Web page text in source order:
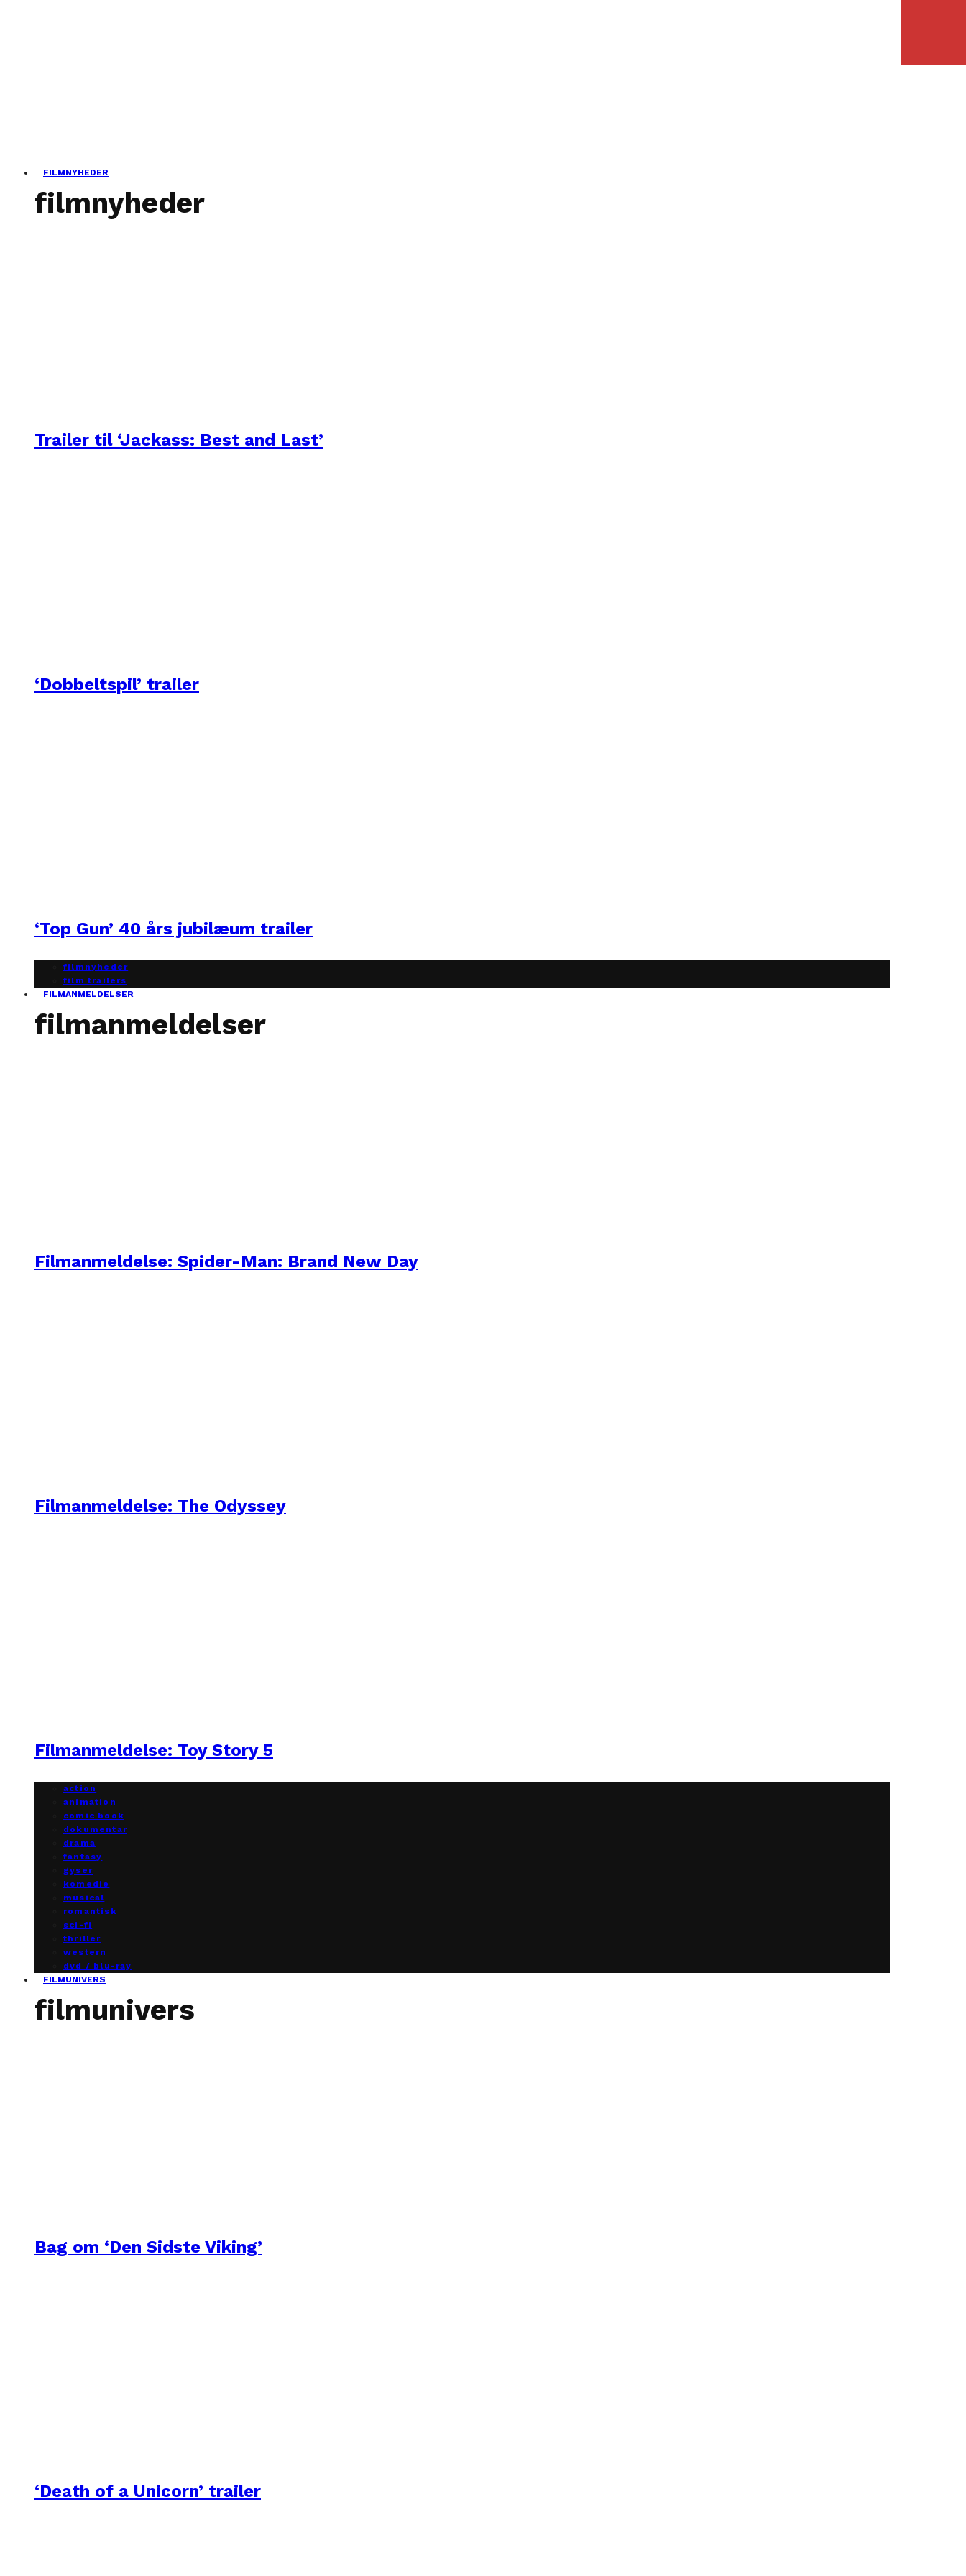
FILMNYHEDER
filmnyheder
Trailer til ‘Jackass: Best and Last’
‘Dobbeltspil’ trailer
‘Top Gun’ 40 års jubilæum trailer
filmnyheder
film trailers
FILMANMELDELSER
filmanmeldelser
Filmanmeldelse: Spider-Man: Brand New Day
Filmanmeldelse: The Odyssey
Filmanmeldelse: Toy Story 5
action
animation
comic book
dokumentar
drama
fantasy
gyser
komedie
musical
romantisk
sci-fi
thriller
western
dvd / blu-ray
FILMUNIVERS
filmunivers
Bag om ‘Den Sidste Viking’
‘Death of a Unicorn’ trailer